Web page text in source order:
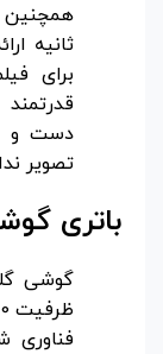
ثانیه
برای
دست و
تصویر
باتری